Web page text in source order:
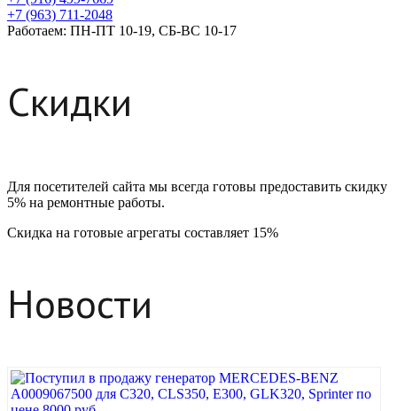
+7 (963) 711-2048
Работаем: ПН-ПТ 10-19, СБ-ВС 10-17
Скидки
Для посетителей сайта мы всегда готовы предоставить скидку
5% на ремонтные работы.
Скидка на готовые агрегаты составляет 15%
Новости